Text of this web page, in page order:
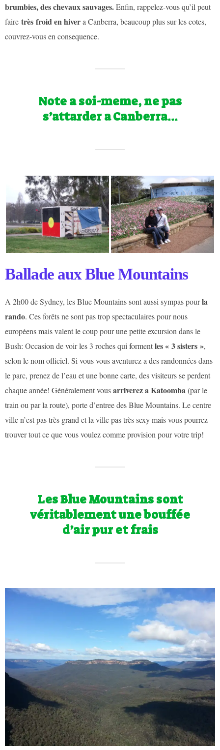
brumbies, des chevaux sauvages.Enfin, rappelez-vous qu’il peut
faire très froid en hivera Canberra, beaucoup plus sur les cotes,
couvrez-vous en consequence.
Note a soi-meme, ne pas
s’attarder a Canberra…
Ballade aux Blue Mountains
A 2h00 de Sydney, les Blue Mountains sont aussi sympas pourla
rando. Ces forêts ne sont pas trop spectaculaires pour nous
européens mais valent le coup pour une petite excursion dans le
Bush: Occasion de voir les 3 roches qui formentles « 3 sisters »,
selon le nom officiel. Si vous vous aventurez a des randonnées dans
le parc, prenez de l’eau et une bonne carte, des visiteurs se perdent
chaque année! Généralement vousarriverez a Katoomba(par le
train ou par la route), porte d’entree des Blue Mountains. Le centre
ville n’est pas très grand et la ville pas très sexy mais vous pourrez
trouver tout ce que vous voulez comme provision pour votre trip!
Les Blue Mountains sont
véritablement une bouffée
d’air pur et frais